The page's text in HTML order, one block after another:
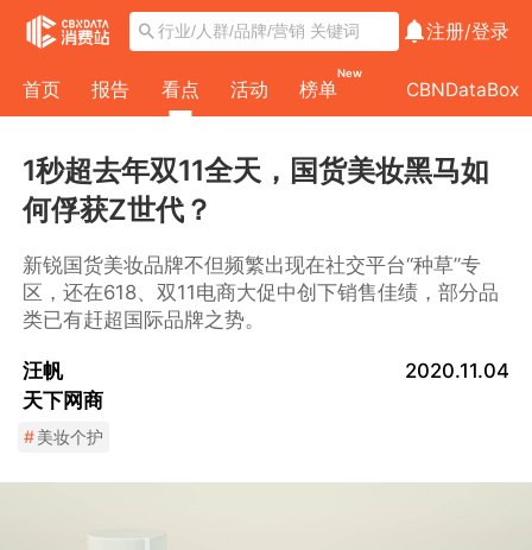
注册/登录
首页 报告 看点 活动 榜单
New
CBNDataBox
1秒超去年双11全天，国货美妆黑马如
何俘获Z世代？
新锐国货美妆品牌不但频繁出现在社交平台“种草”专
区，还在618、双11电商大促中创下销售佳绩，部分品
类已有赶超国际品牌之势。
汪帆
天下网商
2020.11.04
#美妆个护